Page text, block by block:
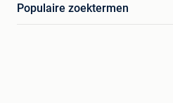
Populaire zoektermen